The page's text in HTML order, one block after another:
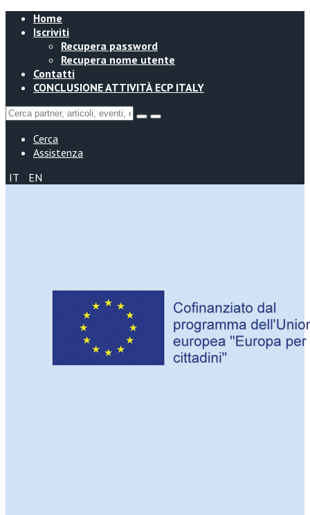
Home
Iscriviti
Recupera password
Recupera nome utente
Contatti
CONCLUSIONE ATTIVITÀ ECP ITALY
Cerca
Assistenza
IT
EN